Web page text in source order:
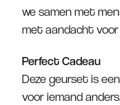
we samen met
met aandacht voor
Perfect Cadeau
Deze geurset is
voor iemand